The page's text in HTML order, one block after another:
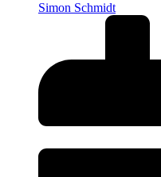
Simon Schmidt